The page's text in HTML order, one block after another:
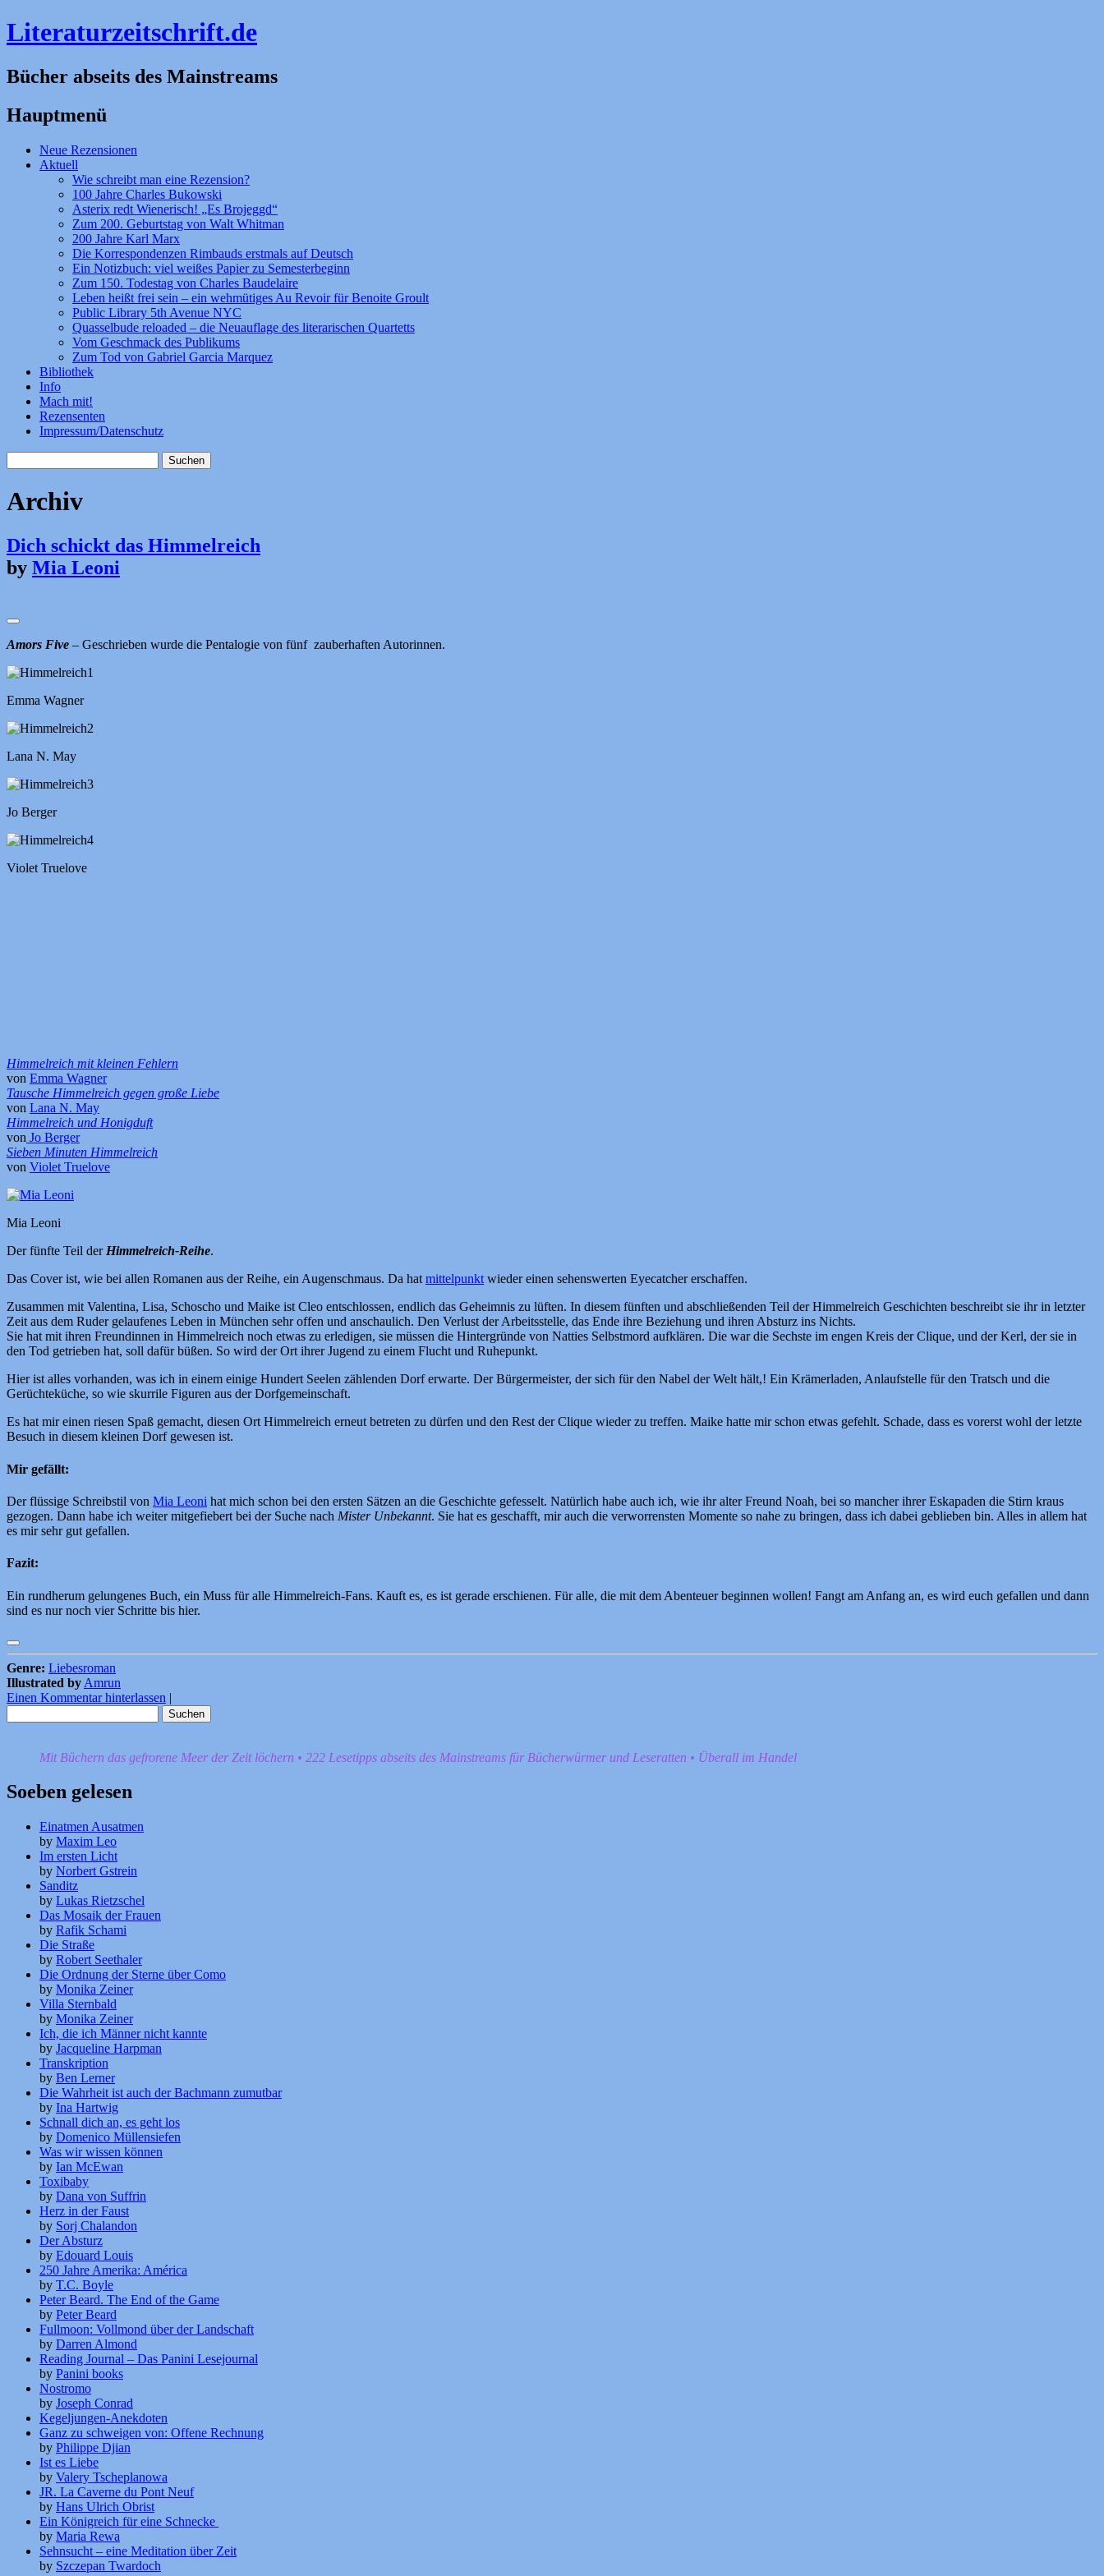
Literaturzeitschrift.de
Bücher abseits des Mainstreams
Hauptmenü
Zum
Inhalt
Neue Rezensionen
Aktuell
Wie schreibt man eine Rezension?
100 Jahre Charles Bukowski
Asterix redt Wienerisch! „Es Brojeggd“
Zum 200. Geburtstag von Walt Whitman
200 Jahre Karl Marx
Die Korrespondenzen Rimbauds erstmals auf Deutsch
Ein Notizbuch: viel weißes Papier zu Semesterbeginn
Zum 150. Todestag von Charles Baudelaire
Leben heißt frei sein – ein wehmütiges Au Revoir für Benoite Groult
Public Library 5th Avenue NYC
Quasselbude reloaded – die Neuauflage des literarischen Quartetts
Vom Geschmack des Publikums
Zum Tod von Gabriel Garcia Marquez
Bibliothek
Info
Mach mit!
Rezensenten
Impressum/Datenschutz
nach:
Archiv
Dich schickt das Himmelreich
by Mia Leoni
Amors Five – Geschrieben wurde die Pentalogie von fünf zauberhaften Autorinnen.
Emma Wagner
Lana N. May
Jo Berger
Violet Truelove
Himmelreich mit kleinen Fehlern
von Emma Wagner
Tausche Himmelreich gegen große Liebe
von Lana N. May
Himmelreich und Honigduft
von Jo Berger
Sieben Minuten Himmelreich
von Violet Truelove
Mia Leoni
Der fünfte Teil derHimmelreich-Reihe.
Das Cover ist, wie bei allen Romanen aus der Reihe, ein Augenschmaus. Da hatmittelpunktwieder einen sehenswerten Eyecatcher erschaffen.
Zusammen mit Valentina, Lisa, Schoscho und Maike ist Cleo entschlossen, endlich das Geheimnis zu lüften. In diesem fünften und abschließenden Teil der Himmelreich Geschichten beschreibt sie ihr in letzter
Zeit aus dem Ruder gelaufenes Leben in München sehr offen und anschaulich. Den Verlust der Arbeitsstelle, das Ende ihre Beziehung und ihren Absturz ins Nichts.
Sie hat mit ihren Freundinnen in Himmelreich noch etwas zu erledigen, sie müssen die Hintergründe von Natties Selbstmord aufklären. Die war die Sechste im engen Kreis der Clique, und der Kerl, der sie in
den Tod getrieben hat, soll dafür büßen. So wird der Ort ihrer Jugend zu einem Flucht und Ruhepunkt.
Hier ist alles vorhanden, was ich in einem einige Hundert Seelen zählenden Dorf erwarte. Der Bürgermeister, der sich für den Nabel der Welt hält,! Ein Krämerladen, Anlaufstelle für den Tratsch und die
Gerüchteküche, so wie skurrile Figuren aus der Dorfgemeinschaft.
Es hat mir einen riesen Spaß gemacht, diesen Ort Himmelreich erneut betreten zu dürfen und den Rest der Clique wieder zu treffen. Maike hatte mir schon etwas gefehlt. Schade, dass es vorerst wohl der letzte
Besuch in diesem kleinen Dorf gewesen ist.
Mir gefällt:
Der flüssige Schreibstil von Mia Leoni hat mich schon bei den ersten Sätzen an die Geschichte gefesselt. Natürlich habe auch ich, wie ihr alter Freund Noah, bei so mancher ihrer Eskapaden die Stirn kraus
gezogen. Dann habe ich weiter mitgefiebert bei der Suche nach Mister Unbekannt. Sie hat es geschafft, mir auch die verworrensten Momente so nahe zu bringen, dass ich dabei geblieben bin. Alles in allem hat
es mir sehr gut gefallen.
Fazit:
Ein rundherum gelungenes Buch, ein Muss für alle Himmelreich-Fans. Kauft es, es ist gerade erschienen. Für alle, die mit dem Abenteuer beginnen wollen! Fangt am Anfang an, es wird euch gefallen und dann
sind es nur noch vier Schritte bis hier.
Genre: Liebesroman
Illustrated by Amrun
Einen Kommentar hinterlassen |
nach:
Mit Büchern das gefrorene Meer der Zeit löchern • 222 Lesetipps abseits des Mainstreams für Bücherwürmer und Leseratten • Überall im Handel
Soeben gelesen
Einatmen Ausatmen
by Maxim Leo
Im ersten Licht
by Norbert Gstrein
Sanditz
by Lukas Rietzschel
Das Mosaik der Frauen
by Rafik Schami
Die Straße
by Robert Seethaler
Die Ordnung der Sterne über Como
by Monika Zeiner
Villa Sternbald
by Monika Zeiner
Ich, die ich Männer nicht kannte
by Jacqueline Harpman
Transkription
by Ben Lerner
Die Wahrheit ist auch der Bachmann zumutbar
by Ina Hartwig
Schnall dich an, es geht los
by Domenico Müllensiefen
Was wir wissen können
by Ian McEwan
Toxibaby
by Dana von Suffrin
Herz in der Faust
by Sorj Chalandon
Der Absturz
by Edouard Louis
250 Jahre Amerika: América
by T.C. Boyle
Peter Beard. The End of the Game
by Peter Beard
Fullmoon: Vollmond über der Landschaft
by Darren Almond
Reading Journal – Das Panini Lesejournal
by Panini books
Nostromo
by Joseph Conrad
Kegeljungen-Anekdoten
Ganz zu schweigen von: Offene Rechnung
by Philippe Djian
Ist es Liebe
by Valery Tscheplanowa
JR. La Caverne du Pont Neuf
by Hans Ulrich Obrist
Ein Königreich für eine Schnecke
by Maria Rewa
Sehnsucht – eine Meditation über Zeit
by Szczepan Twardoch